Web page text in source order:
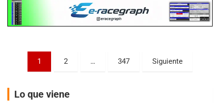
Paginación
entradas
1 2 … 347 Siguiente
Lo que viene
Ciudad de Trenque Lauquen (Asfalto)
Trenque Lauquen (Buenos Aires)
Villaguay (Entre Ríos)
VICTORIENSE - F7